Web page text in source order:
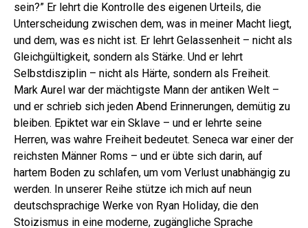
sein?” Er lehrt die Kontrolle des eigenen Urteils, die
Unterscheidung zwischen dem, was in meiner Macht liegt,
und dem, was es nicht ist. Er lehrt Gelassenheit – nicht als
Gleichgültigkeit, sondern als Stärke. Und er lehrt
Selbstdisziplin – nicht als Härte, sondern als Freiheit.
Mark Aurel war der mächtigste Mann der antiken Welt –
und er schrieb sich jeden Abend Erinnerungen, demütig zu
bleiben. Epiktet war ein Sklave – und er lehrte seine
Herren, was wahre Freiheit bedeutet. Seneca war einer der
reichsten Männer Roms – und er übte sich darin, auf
hartem Boden zu schlafen, um vom Verlust unabhängig zu
werden. In unserer Reihe stütze ich mich auf neun
deutschsprachige Werke von Ryan Holiday, die den
Stoizismus in eine moderne, zugängliche Sprache